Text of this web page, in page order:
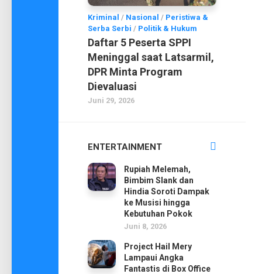
Kriminal / Nasional / Peristiwa &
Serba Serbi / Politik & Hukum
Daftar 5 Peserta SPPI
Meninggal saat Latsarmil,
DPR Minta Program
Dievaluasi
Juni 29, 2026
ENTERTAINMENT
Rupiah Melemah,
Bimbim Slank dan
Hindia Soroti Dampak
ke Musisi hingga
Kebutuhan Pokok
Juni 8, 2026
Project Hail Mery
Lampaui Angka
Fantastis di Box Office